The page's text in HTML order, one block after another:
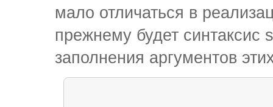
мало отличаться в
прежнему будет синтаксис
заполнения аргументов